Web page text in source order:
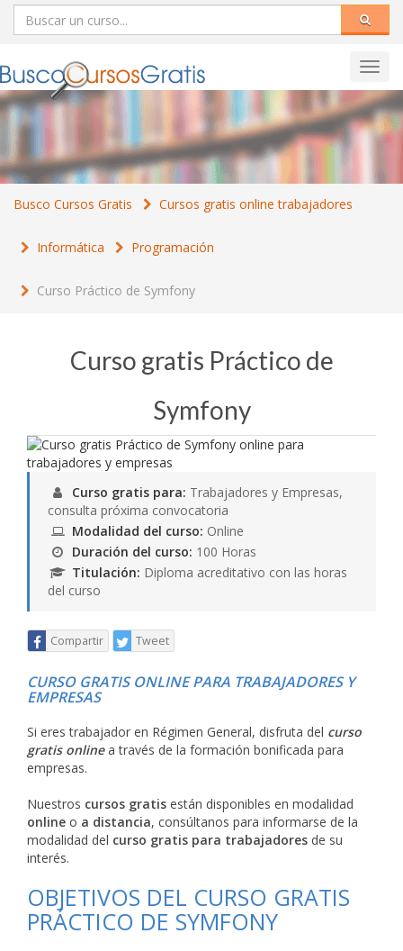
Busco Cursos Gratis Cursos gratis online trabajadores
Informática Programación
Curso Práctico de Symfony
Curso gratis Práctico de
Symfony
Curso gratis para: Trabajadores y Empresas,
consulta próxima convocatoria
Modalidad del curso: Online
Duración del curso: 100 Horas
Titulación: Diploma acreditativo con las horas
del curso
Compartir Tweet
CURSO GRATIS ONLINE PARA TRABAJADORES Y
EMPRESAS
Si eres trabajador en Régimen General, disfruta del curso
gratis onlinea través de la formación bonificada para
empresas.
Nuestros cursos gratis están disponibles en modalidad
online o a distancia, consúltanos para informarse de la
modalidad del curso gratis para trabajadores de su
interés.
OBJETIVOS DEL CURSO GRATIS
PRÁCTICO DE SYMFONY